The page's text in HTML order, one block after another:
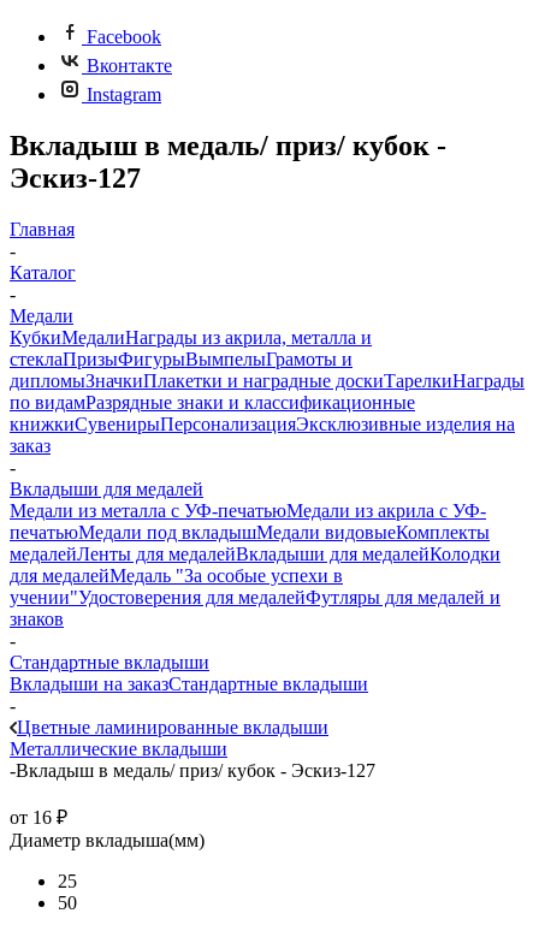
Facebook
Вконтакте
Instagram
Вкладыш в медаль/ приз/ кубок -
Эскиз-127
Главная
-
Каталог
-
Медали
КубкиМедалиНаграды из акрила, металла и
стеклаПризыФигурыВымпелыГрамоты и
дипломыЗначкиПлакетки и наградные доскиТарелкиНаграды
по видамРазрядные знаки и классификационные
книжкиСувенирыПерсонализацияЭксклюзивные изделия на
заказ
-
Вкладыши для медалей
Медали из металла с УФ-печатьюМедали из акрила с УФ-
печатьюМедали под вкладышМедали видовыеКомплекты
медалейЛенты для медалейВкладыши для медалейКолодки
для медалейМедаль "За особые успехи в
учении"Удостоверения для медалейФутляры для медалей и
знаков
-
Стандартные вкладыши
Вкладыши на заказСтандартные вкладыши
-
Цветные ламинированные вкладыши
Металлические вкладыши
-Вкладыш в медаль/ приз/ кубок - Эскиз-127
от 16 ₽
Диаметр вкладыша(мм)
25
50